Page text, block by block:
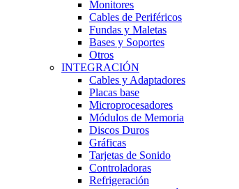
Monitores
Cables de Periféricos
Fundas y Maletas
Bases y Soportes
Otros
INTEGRACIÓN
Cables y Adaptadores
Placas base
Microprocesadores
Módulos de Memoria
Discos Duros
Gráficas
Tarjetas de Sonido
Controladoras
Refrigeración